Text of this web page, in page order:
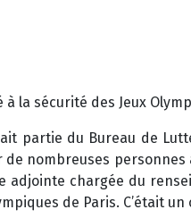
la sécurité des Jeux
partie du Bureau de
nombreuses
adjointe chargée du
de Paris. C’était